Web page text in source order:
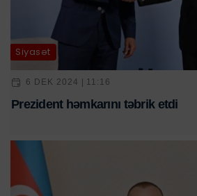
Siyasət
6 DEK 2024 | 11:16
Prezident həmkarını təbrik etdi